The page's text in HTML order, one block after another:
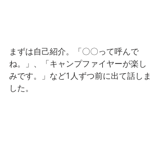
まずは自己紹介。「〇〇って呼んで
ね。」、「キャンプファイヤーが楽し
みです。」など1人ずつ前に出て話しま
した。